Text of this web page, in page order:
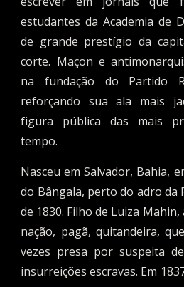
estudantes da Academia de
de grande prestígio da
corte. Maçon e
na fundação do Partido
reforçando sua ala mais
figura pública das mais
tempo.
Nasceu em Salvador, Bahia,
do Bângala, perto do adro da
de 1830. Filho de Luiza
nação, pagã, quitandeira,
vezes presa por suspeita
insurreições escravas. Em